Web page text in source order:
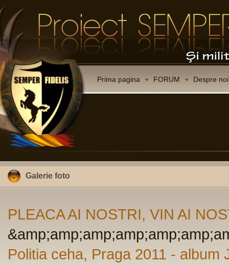
Prima pagina FORUM Despre noi
Galerie foto
PLEACA AI NOSTRI, VIN AI
Politia ceha, Praga 2011 - album